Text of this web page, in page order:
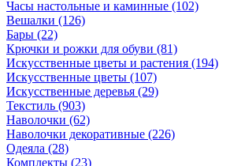
Часы настольные и каминные (102)
Вешалки (126)
Бары (22)
Крючки и рожки для обуви (81)
Искусственные цветы и растения (194)
Искусственные цветы (107)
Искусcтвенные деревья (29)
Текстиль (903)
Наволочки (62)
Наволочки декоративные (226)
Одеяла (28)
Комплекты (23)